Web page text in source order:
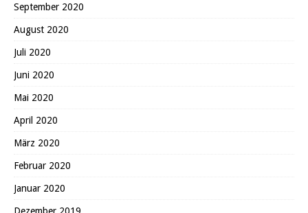
September 2020
August 2020
Juli 2020
Juni 2020
Mai 2020
April 2020
März 2020
Februar 2020
Januar 2020
Dezember 2019